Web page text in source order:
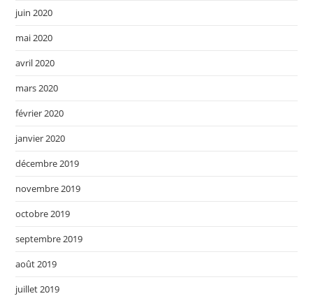
juin 2020
mai 2020
avril 2020
mars 2020
février 2020
janvier 2020
décembre 2019
novembre 2019
octobre 2019
septembre 2019
août 2019
juillet 2019